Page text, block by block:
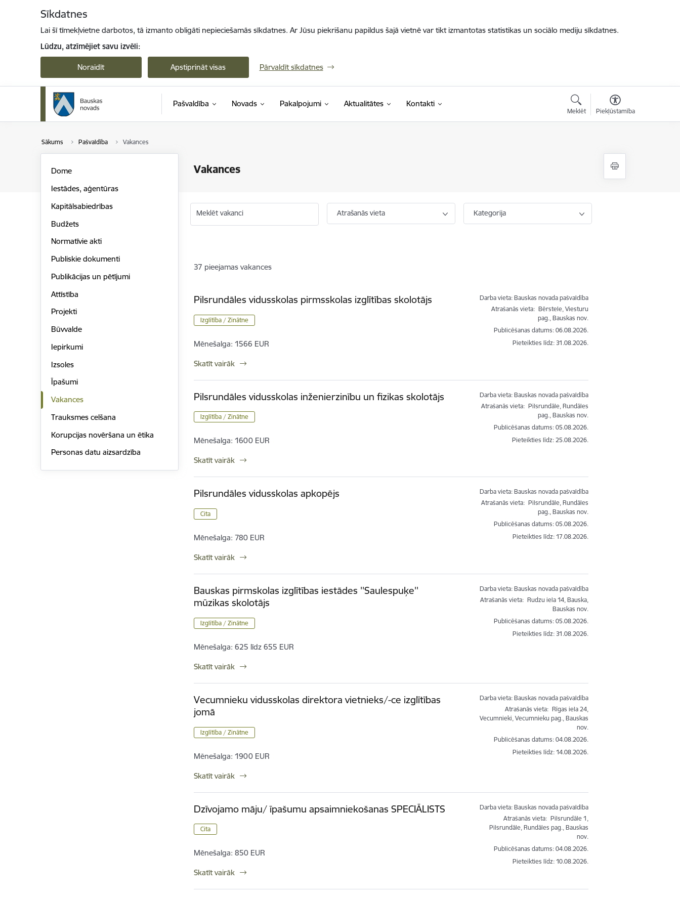
Sīkdatnes
Lai šī tīmekļvietne darbotos, tā izmanto obligāti nepieciešamās sīkdatnes. Ar Jūsu piekrišanu papildus šajā vietnē var tikt izmantotas statistikas un sociālo mediju sīkdatnes.
Lūdzu, atzīmējiet savu izvēli:
Noraidīt Apstiprināt visas Pārvaldīt sīkdatnes
Pašvaldība Novads Pakalpojumi Aktualitātes Kontakti
Meklēt Piekļūstamība
Sākums Pašvaldība Vakances
Vakances
Dome
Iestādes, aģentūras
Kapitālsabiedrības
Budžets
Normatīvie akti
Publiskie dokumenti
Publikācijas un pētījumi
Attīstība
Projekti
Būvvalde
Iepirkumi
Izsoles
Īpašumi
Vakances
Trauksmes celšana
Korupcijas novēršana un ētika
Personas datu aizsardzība
Meklēt vakanci Atrašanās vieta Kategorija
37 pieejamas vakances
Pilsrundāles vidusskolas pirmsskolas izglītības skolotājs
Izglītība / Zinātne
Mēnešalga: 1566 EUR
Skatīt vairāk
Darba vieta: Bauskas novada pašvaldība
Atrašanās vieta: Bērstele, Viesturu
pag., Bauskas nov.
Publicēšanas datums: 06.08.2026.
Pieteikties līdz:31.08.2026.
Pilsrundāles vidusskolas inženierzinību un fizikas skolotājs
Izglītība / Zinātne
Mēnešalga: 1600 EUR
Skatīt vairāk
Darba vieta: Bauskas novada pašvaldība
Atrašanās vieta: Pilsrundāle, Rundāles
pag., Bauskas nov.
Publicēšanas datums: 05.08.2026.
Pieteikties līdz:25.08.2026.
Pilsrundāles vidusskolas apkopējs
Cita
Mēnešalga: 780 EUR
Skatīt vairāk
Darba vieta: Bauskas novada pašvaldība
Atrašanās vieta: Pilsrundāle, Rundāles
pag., Bauskas nov.
Publicēšanas datums: 05.08.2026.
Pieteikties līdz:17.08.2026.
Bauskas pirmskolas izglītības iestādes ''Saulespuķe''
mūzikas skolotājs
Izglītība / Zinātne
Mēnešalga: 625 līdz 655 EUR
Skatīt vairāk
Darba vieta: Bauskas novada pašvaldība
Atrašanās vieta: Rudzu iela 14, Bauska,
Bauskas nov.
Publicēšanas datums: 05.08.2026.
Pieteikties līdz:31.08.2026.
Vecumnieku vidusskolas direktora vietnieks/-ce izglītības
jomā
Izglītība / Zinātne
Mēnešalga: 1900 EUR
Skatīt vairāk
Darba vieta: Bauskas novada pašvaldība
Atrašanās vieta: Rīgas iela 24,
Vecumnieki, Vecumnieku pag., Bauskas
nov.
Publicēšanas datums: 04.08.2026.
Pieteikties līdz:14.08.2026.
Dzīvojamo māju/ īpašumu apsaimniekošanas SPECIĀLISTS
Cita
Mēnešalga: 850 EUR
Skatīt vairāk
Darba vieta: Bauskas novada pašvaldība
Atrašanās vieta: Pilsrundāle 1,
Pilsrundāle, Rundāles pag., Bauskas
nov.
Publicēšanas datums: 04.08.2026.
Pieteikties līdz:10.08.2026.